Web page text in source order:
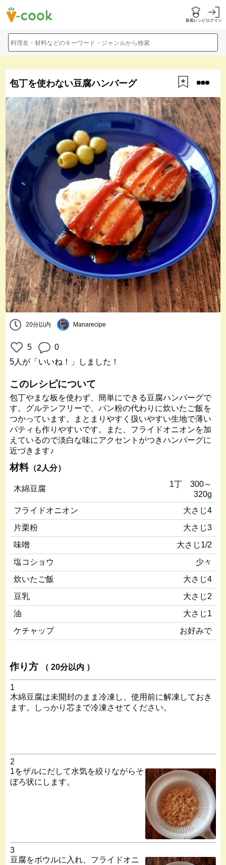
新着レシピログイン
料理名・材料などのキーワード・ジャンルから検索
包丁を使わない豆腐ハンバーグ
20分以内 Manarecipe
5
0
5人 が「いいね！」しました！
このレシピについて
包丁やまな板を使わず、簡単にできる豆腐ハンバーグで
す。グルテンフリーで、パン粉の代わりに炊いたご飯を
つかっています。まとまりやすく扱いやすい生地で薄い
パティも作りやすいです。また、フライドオニオンを加
えているので淡白な味にアクセントがつきハンバーグに
近づきます♪
材料（2人分）
木綿豆腐
1丁 300～
320g
フライドオニオン
大さじ4
片栗粉
大さじ3
味噌
大さじ1/2
塩コショウ
少々
炊いたご飯
大さじ4
豆乳
大さじ2
油
大さじ1
ケチャップ
お好みで
作り方 （ 20分以内 ）
1
木綿豆腐は未開封のまま冷凍し、使用前に解凍しておき
ます。しっかり芯まで冷凍させてください。
2
1をザルにだして水気を絞りながらそ
ぼろ状にします。
3
豆腐をボウルに入れ、フライドオニ